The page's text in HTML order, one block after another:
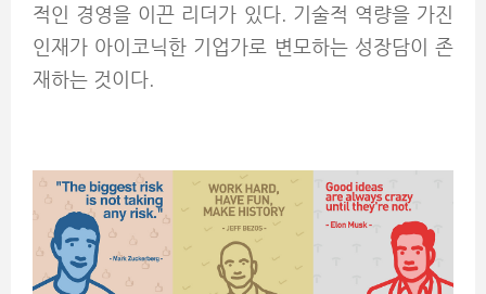
적인 경영을 이끈 리더가 있다. 기술적 역량을 가진
인재가 아이코닉한 기업가로 변모하는 성장담이 존
재하는 것이다.